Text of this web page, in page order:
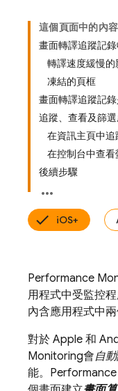
這個頁面中的內容
畫面轉譯追蹤記
轉譯速度緩慢的
凍結的頁框
畫面轉譯追蹤記
追蹤、查看及篩
在資訊主頁中
在控制台中查看
後續步驟
iOS+
Performance
用程式中受監控
內含應用程式中
對於 Apple 和
Monitoring會自動
能。